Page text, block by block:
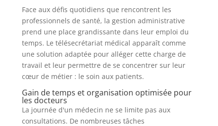
Face aux défis quotidiens que rencontrent les
professionnels de santé, la gestion administrative
prend une place grandissante dans leur emploi du
temps. Le télésecrétariat médical apparaît comme
une solution adaptée pour alléger cette charge de
travail et leur permettre de se concentrer sur leur
cœur de métier : le soin aux patients.
Gain de temps et organisation optimisée pour
les docteurs
La journée d'un médecin ne se limite pas aux
consultations. De nombreuses tâches